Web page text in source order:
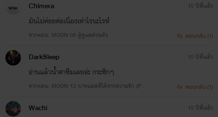
Chimera
มันไม่ค่อยต่อเนื่องเท่าไรนะไรท์
จากตอน: MOON 09 ผู้ดูแลส่วนตัว
10 ปีที่แล้ว
ตอบกลับ (1)
DarkSleep
อ่านแล้วน้ำตาซึมเลยอ่ะ กระซิกๆ
จากตอน: MOON 13 บาดแผลที่ได้จากความรัก (PG 1
10 ปีที่แล้ว
ตอบกลับ (1)
Wachi 10 ปีที่แล้ว